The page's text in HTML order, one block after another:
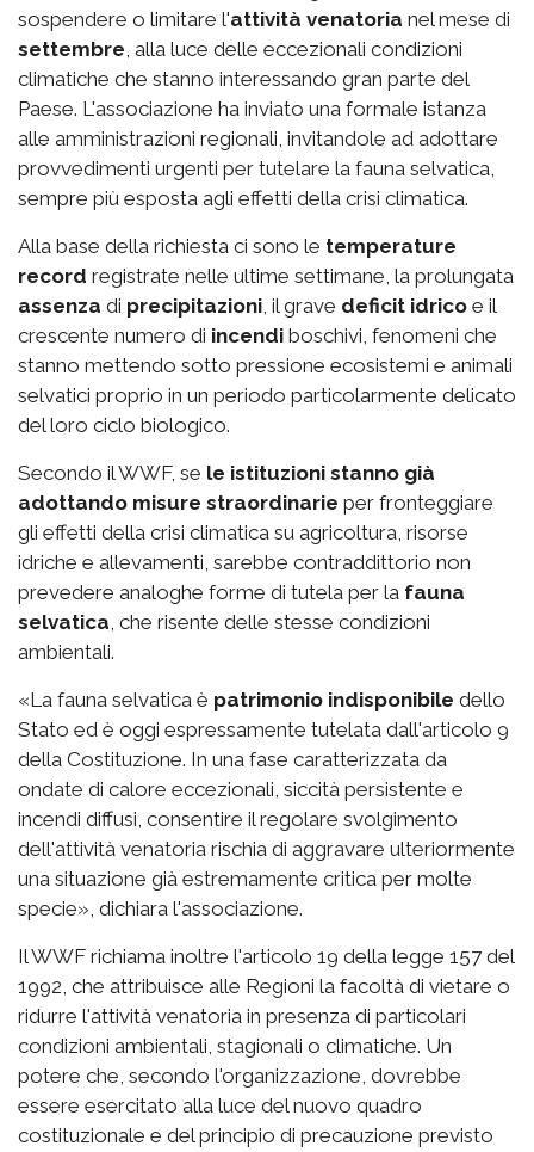
sospendere o limitare l'attività venatoria nel mese di
settembre, alla luce delle eccezionali condizioni
climatiche che stanno interessando gran parte del
Paese. L'associazione ha inviato una formale istanza
alle amministrazioni regionali, invitandole ad adottare
provvedimenti urgenti per tutelare la fauna selvatica,
sempre più esposta agli effetti della crisi climatica.
Alla base della richiesta ci sono le temperature
record registrate nelle ultime settimane, la prolungata
assenza di precipitazioni, il grave deficit idrico e il
crescente numero di incendi boschivi, fenomeni che
stanno mettendo sotto pressione ecosistemi e animali
selvatici proprio in un periodo particolarmente delicato
del loro ciclo biologico.
Secondo il WWF, se le istituzioni stanno già
adottando misure straordinarie per fronteggiare
gli effetti della crisi climatica su agricoltura, risorse
idriche e allevamenti, sarebbe contraddittorio non
prevedere analoghe forme di tutela per la fauna
selvatica, che risente delle stesse condizioni
ambientali.
«La fauna selvatica è patrimonio indisponibile dello
Stato ed è oggi espressamente tutelata dall'articolo 9
della Costituzione. In una fase caratterizzata da
ondate di calore eccezionali, siccità persistente e
incendi diffusi, consentire il regolare svolgimento
dell'attività venatoria rischia di aggravare ulteriormente
una situazione già estremamente critica per molte
specie», dichiara l'associazione.
Il WWF richiama inoltre l'articolo 19 della legge 157 del
1992, che attribuisce alle Regioni la facoltà di vietare o
ridurre l'attività venatoria in presenza di particolari
condizioni ambientali, stagionali o climatiche. Un
potere che, secondo l'organizzazione, dovrebbe
essere esercitato alla luce del nuovo quadro
costituzionale e del principio di precauzione previsto